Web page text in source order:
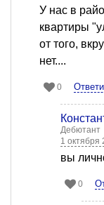
У нас в
квартиры
от того,
нет....
0
Дебютант
1 октября
вы
0